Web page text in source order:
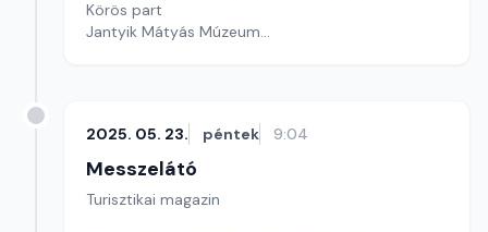
Körös part
Jantyik Mátyás Múzeum
2025. 05. 23. péntek 9:04
Messzelátó
Turisztikai magazin